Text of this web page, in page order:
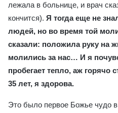
лежала в больнице, и врач
кончится). Я тогда еще не
людей, но во время той
сказали: положила руку на
молились за нас… И я
пробегает тепло, аж горячо
35 лет, я здорова.
Это было первое Божье чудо